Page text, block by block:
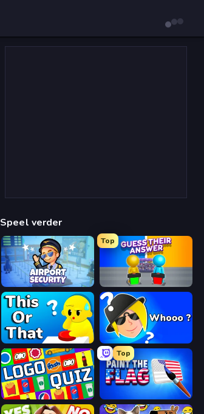
Speel verder
Airport Security
Top
Guess Their Answer
ToT or Trivia Whooo?
Logo Quiz: Game World Trivia
Top
Paint the Flag